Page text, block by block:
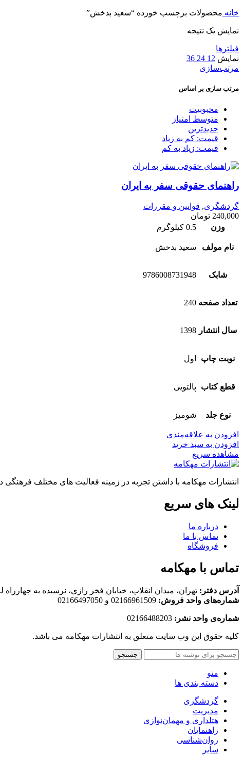
خانه محصولات برچسب خورده “سعید بدخش”
نمایش یک نتیجه
فیلترها
نمایش 12
24
36
مرتب‌سازی
مرتب سازی بر اساس
محبوبیت
متوسط امتیاز
جدیدترین
قیمت: کم به زیاد
قیمت: زیاد به کم
راهنمای حقوقی سفر به ایران
گردشگری, قوانین و مقررات
240,000 تومان
وزن
0.5 کیلوگرم
نام مولف سعید بدخش
شابک 9786008731948
تعداد صفحه 240
سال انتشار 1398
نوبت چاپ اول
قطع کتاب پالتویی
نوع جلد شومیز
افزودن به علاقه‌مندی
افزودن به سبد خرید
مشاهده سریع
انتشارات مهکامه با داشتن تجربه در زمینه فعالیت های مختلف
لینک های سریع
درباره ما
تماس با ما
فروشگاه
تماس با مهکامه
آدرس دفتر: تهران، میدان انقلاب، خیابان فخر رازی، نرسیده به چهارراه
شماره‌های واحد فروش: 02166961509 و 02166497050
شماره‌‌ی واحد نشر:
کلیه حقوق این وب سایت متعلق به انتشارات مهکامه می باشد.
جستجو
منو
دسته بندی ها
گردشگری
مدیریت
هتلداری و مهمان‌نوازی
راهنمایان
روان‌شناسی
سایر